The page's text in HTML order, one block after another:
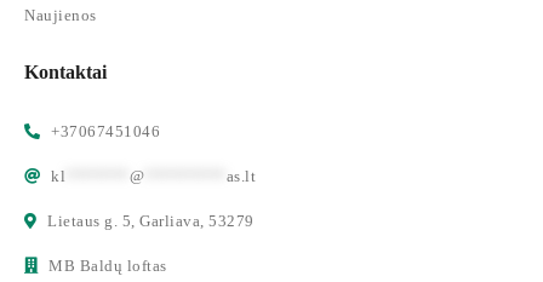
Naujienos
Kontaktai
+37067451046
kl @ as.lt
Lietaus g. 5, Garliava, 53279
MB Baldų loftas